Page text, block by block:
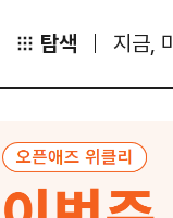
탐색 지금,